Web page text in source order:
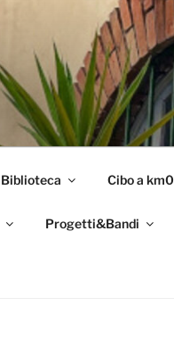
Biblioteca Cibo a km0
Progetti&Bandi